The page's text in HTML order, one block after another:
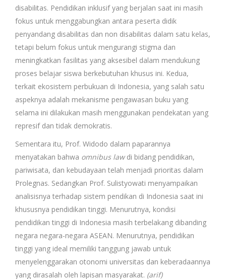
disabilitas. Pendidikan inklusif yang berjalan saat ini masih
fokus untuk menggabungkan antara peserta didik
penyandang disabilitas dan non disabilitas dalam satu kelas,
tetapi belum fokus untuk mengurangi stigma dan
meningkatkan fasilitas yang aksesibel dalam mendukung
proses belajar siswa berkebutuhan khusus ini. Kedua,
terkait ekosistem perbukuan di Indonesia, yang salah satu
aspeknya adalah mekanisme pengawasan buku yang
selama ini dilakukan masih menggunakan pendekatan yang
represif dan tidak demokratis.
Sementara itu, Prof. Widodo dalam paparannya
menyatakan bahwa omnibus lawdi bidang pendidikan,
pariwisata, dan kebudayaan telah menjadi prioritas dalam
Prolegnas. Sedangkan Prof. Sulistyowati menyampaikan
analisisnya terhadap sistem pendikan di Indonesia saat ini
khususnya pendidikan tinggi. Menurutnya, kondisi
pendidikan tinggi di Indonesia masih terbelakang dibanding
negara negara-negara ASEAN. Menurutnya, pendidikan
tinggi yang ideal memiliki tanggung jawab untuk
menyelenggarakan otonomi universitas dan keberadaannya
yang dirasalah oleh lapisan masyarakat. (arif)